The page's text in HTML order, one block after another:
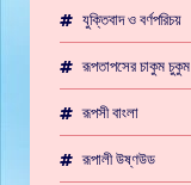
যুক্তিবাদ ও বর্ণপরিচয়
রূপতাপসের চাকুম চুকুম
রূপসী বাংলা
রূপালী উষ্ণউড